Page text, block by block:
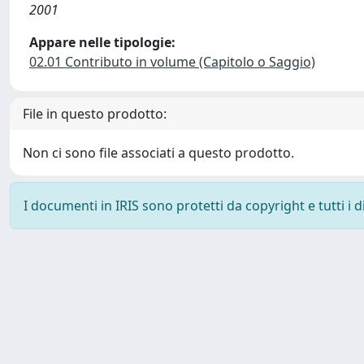
2001
Appare nelle tipologie:
02.01 Contributo in volume (Capitolo o Saggio)
File in questo prodotto:
Non ci sono file associati a questo prodotto.
I documenti in IRIS sono protetti da copyright e tutti i